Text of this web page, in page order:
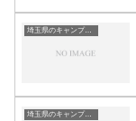
埼玉県のキャンプ場一覧
埼玉県のキャンプ場一覧